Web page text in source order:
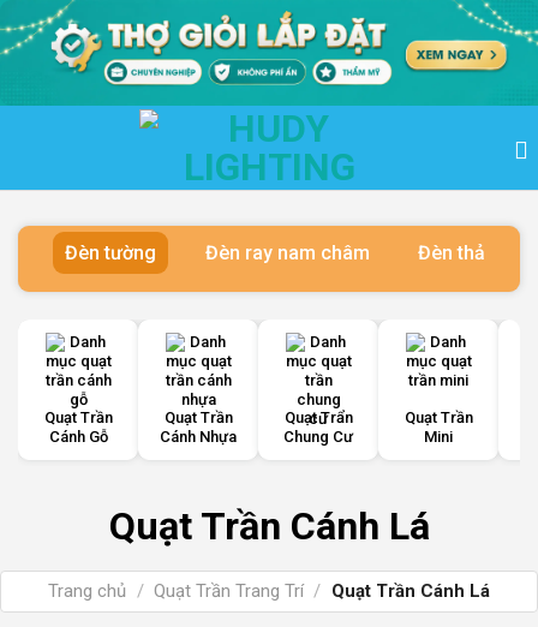
qua
Đèn tường Đèn ray nam châm Đèn thả
Quạt Trần
Cánh Gỗ
Quạt Trần
Cánh Nhựa
Quạt Trẩn
Chung Cư
Quạt Trần
Mini
Quạt Trần Cánh Lá
Trang chủ / Quạt Trần Trang Trí / Quạt Trần Cánh Lá